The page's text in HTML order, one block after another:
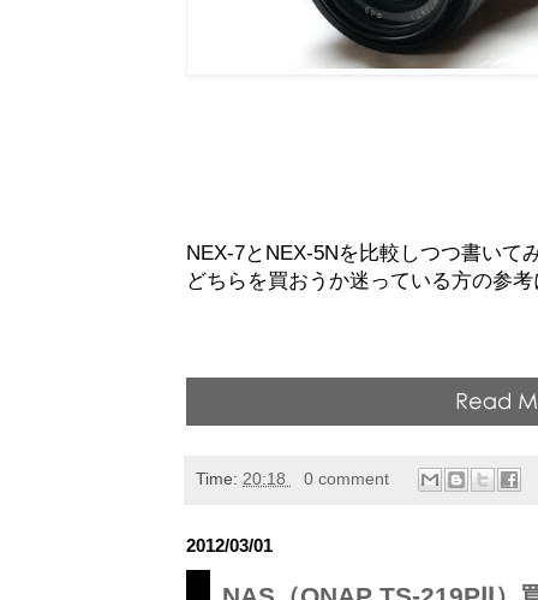
NEX-7とNEX-5Nを比較しつつ書いて
どちらを買おうか迷っている方の参
Time: 20:18 0 comment
2012/03/01